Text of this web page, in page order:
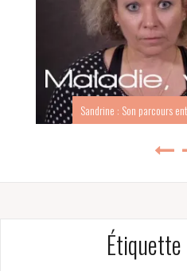
Sandrine : Son parcours
Étiquette